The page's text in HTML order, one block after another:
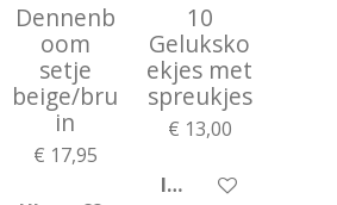
Dennenb
oom
setje
beige/bru
in
€ 17,95
10
Geluksko
ekjes met
spreukjes
€ 13,00
IN WINKELWAGEN